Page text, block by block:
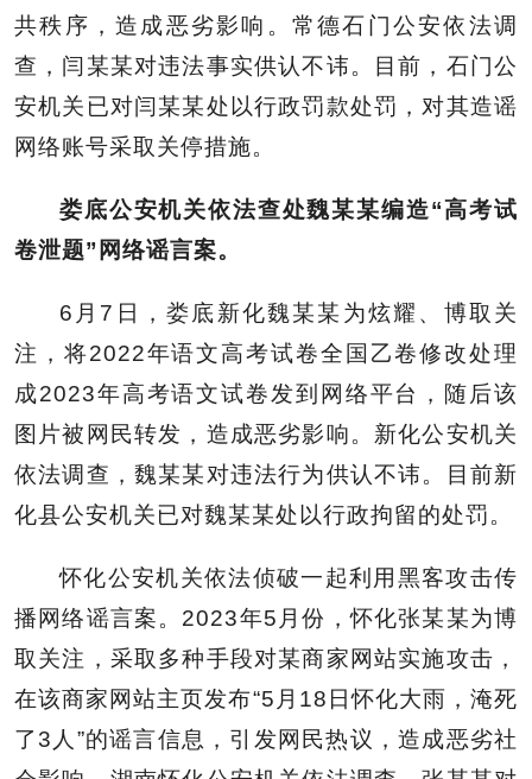
共秩序，造成恶劣影响。常德石门公安依法调
查，闫某某对违法事实供认不讳。目前，石门公
安机关已对闫某某处以行政罚款处罚，对其造谣
网络账号采取关停措施。
娄底公安机关依法查处魏某某编造“高考试
卷泄题”网络谣言案。
6月7日，娄底新化魏某某为炫耀、博取关
注，将2022年语文高考试卷全国乙卷修改处理
成2023年高考语文试卷发到网络平台，随后该
图片被网民转发，造成恶劣影响。新化公安机关
依法调查，魏某某对违法行为供认不讳。目前新
化县公安机关已对魏某某处以行政拘留的处罚。
怀化公安机关依法侦破一起利用黑客攻击传
播网络谣言案。2023年5月份，怀化张某某为博
取关注，采取多种手段对某商家网站实施攻击，
在该商家网站主页发布“5月18日怀化大雨，淹死
了3人”的谣言信息，引发网民热议，造成恶劣社